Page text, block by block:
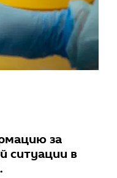
за
ситуации в